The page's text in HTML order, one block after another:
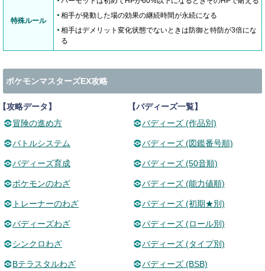
特殊ルール
相手が発動した場の効果の継続時間が永続になる
相手はデメリット変化状態でないときは防御と特防が3倍にな
る
ポケモンマスターズEX攻略
攻略データ】
冒険の進め方
バトルシステム
バディーズ育成
ポケモンのわざ
トレーナーのわざ
バディーズわざ
シンクロわざ
Bテラスタルわざ
【バディーズ一覧】
バディーズ (作品別)
バディーズ (図鑑番号順)
バディーズ (50音順)
バディーズ (能力値順)
バディーズ (初期★別)
バディーズ (ロール別)
バディーズ (タイプ別)
バディーズ (BSB)